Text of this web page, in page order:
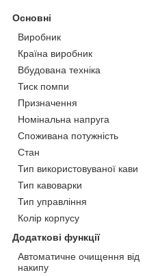
Основні
Виробник
Країна виробник
Вбудована техніка
Тиск помпи
Призначення
Номінальна напруга
Споживана потужність
Стан
Тип використовуваної кави
Тип кавоварки
Тип управління
Колір корпусу
Додаткові функції
Автоматичне очищення від
накипу